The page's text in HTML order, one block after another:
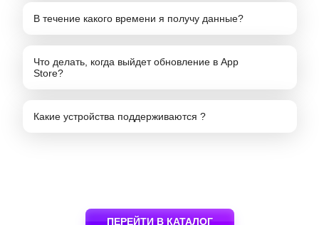
В течение какого времени я получу данные?
Что делать, когда выйдет обновление в App
Store?
Какие устройства поддерживаются ?
ПЕРЕЙТИ В КАТАЛОГ